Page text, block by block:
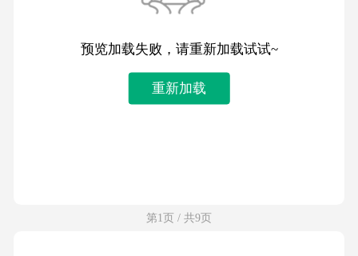
预览加载失败，请重新加载试试~
重新加载
第1页 / 共9页